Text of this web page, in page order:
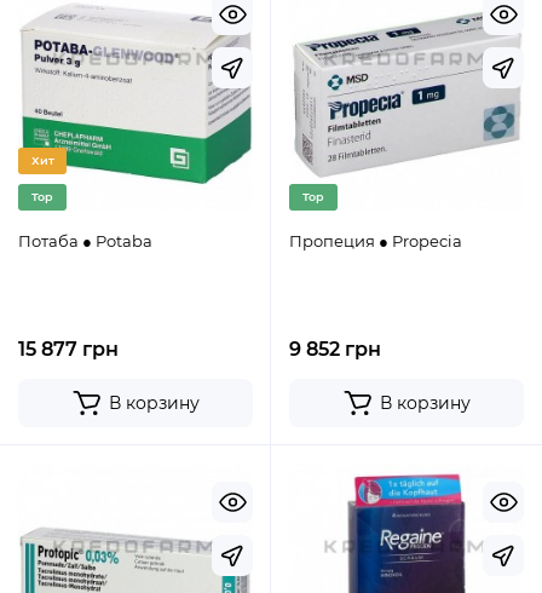
Хит
Top
Потаба ● Potaba
15 877 грн
В корзину
Top
Пропеция ● Propecia
9 852 грн
В корзину